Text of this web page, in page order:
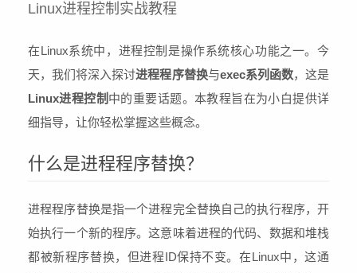
Linux进程控制实战教程
在Linux系统中，进程控制是操作系统核心功能之一。今
天，我们将深入探讨进程程序替换与exec系列函数，这是
Linux进程控制 中的重要话题。本教程旨在为小白提供详
细指导，让你轻松掌握这些概念。
什么是进程程序替换？
进程程序替换是指一个进程完全替换自己的执行程序，开
始执行一个新的程序。这意味着进程的代码、数据和堆栈
都被新程序替换，但进程ID保持不变。在Linux中，这通